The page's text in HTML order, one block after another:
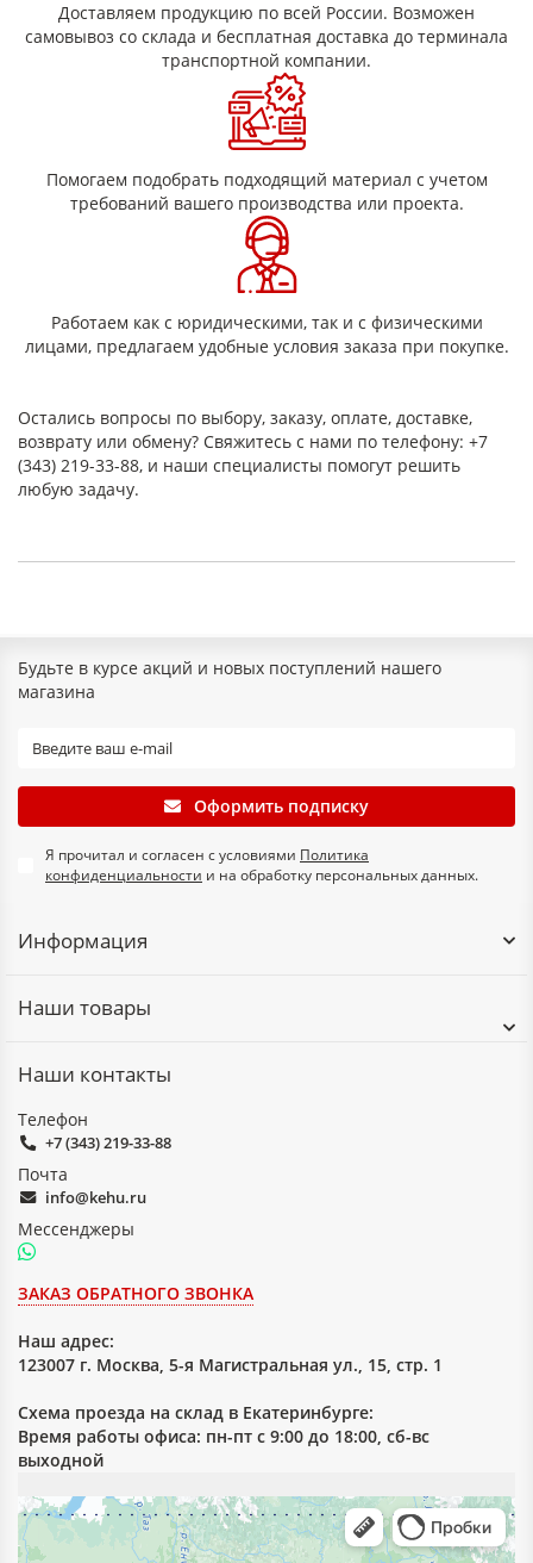
Изоляция обмоток электродвигателей и генераторов
Производство и ремонт трансформаторов
Межслойная и пазовая изоляция
Изоляция кабельно-проводниковой продукции
Использование в электрических щитах и
распределительных устройствах
Преимущества стеклолакоткани
Устойчивость к старению и воздействию агрессивных
Сохранение свойств при длительной эксплуатации
Гибкость и удобство монтажа
Доставляем продукцию по всей России. Возможен
самовывоз со склада и бесплатная доставка до терминала
транспортной компании.
Помогаем подобрать подходящий материал с учетом
требований вашего производства или проекта.
Работаем как с юридическими, так и с физическими
лицами, предлагаем удобные условия заказа при покупке.
Остались вопросы по выбору, заказу, оплате, доставке,
возврату или обмену? Свяжитесь с нами по телефону: +7
(343) 219-33-88, и наши специалисты помогут решить
любую задачу.
Будьте в курсе акций и новых поступлений нашего
магазина
Оформить подписку
Я прочитал и согласен с условиями Политика
конфиденциальности и на обработку персональных данных.
Информация
Наши товары
Наши контакты
Телефон
+7 (343) 219-33-88
Почта
info@kehu.ru
Мессенджеры
ЗАКАЗ ОБРАТНОГО ЗВОНКА
Наш адрес:
123007 г. Москва, 5-я Магистральная ул., 15, стр. 1
Схема проезда на склад в Екатеринбурге:
Время работы офиса: пн-пт с 9:00 до 18:00, сб-вс
выходной